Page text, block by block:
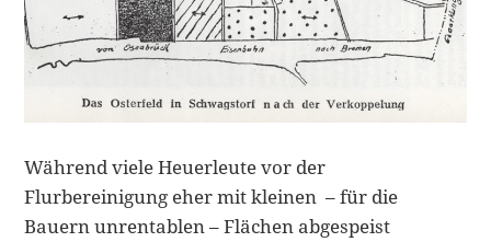
Während viele Heuerleute vor der
Flurbereinigung eher mit kleinen – für die
Bauern unrentablen – Flächen abgespeist